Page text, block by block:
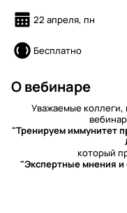
22 апреля, пн
Бесплатно
О вебинаре
Уважаемые коллеги,
"Тренируем иммунитет
который
"Экспертные мнения